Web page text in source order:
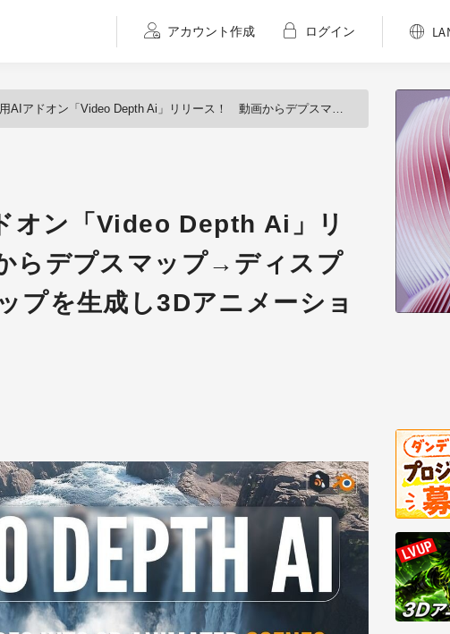
アカウント作成 ログイン
オン「Video Depth Ai」リリース！ 動画からデプスマップ→ディスプレイスメントマップを生成し3Dアニメーション化
オン「Video Depth Ai」リ
らデプスマップ→ディスプ
プを生成し3Dアニメーショ